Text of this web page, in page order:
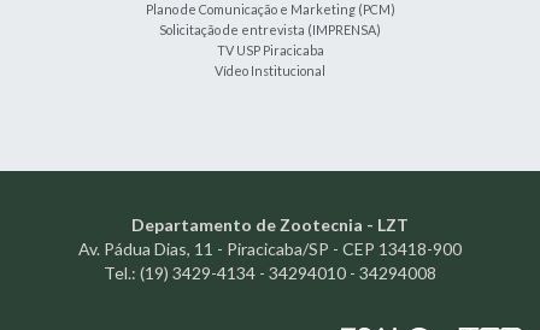
Plano de Comunicação e Marketing (PCM)
Solicitação de entrevista (IMPRENSA)
TV USP Piracicaba
Vídeo Institucional
Departamento de Zootecnia - LZT
Av. Pádua Dias, 11 - Piracicaba/SP - CEP 13418-900
Tel.: (19) 3429-4134 - 34294010 - 34294008